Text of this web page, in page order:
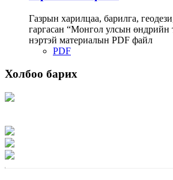
Газрын харилцаа, барилга,
гаргасан “Монгол улсын өндрийн
нэртэй материалын PDF файл
PDF
Холбоо барих